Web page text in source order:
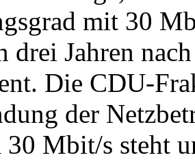
mit 30
drei Jahren
Die CDU-
der
Mbit/s steht